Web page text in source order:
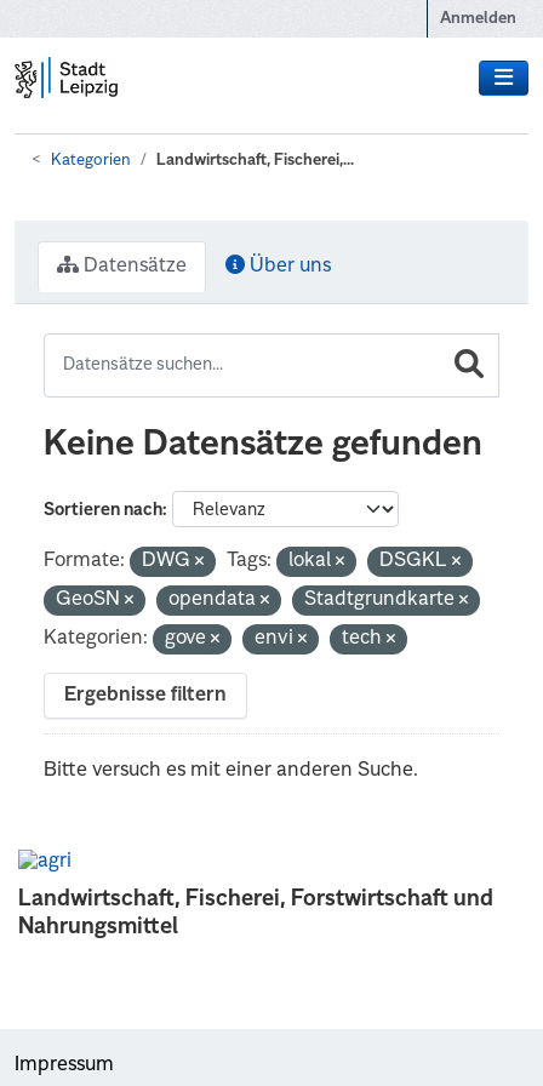
Anmelden
Kategorien Landwirtschaft, Fischerei,...
Landwirtschaft, Fischerei, Forstwirtschaft und
Nahrungsmittel
Datensätze Über uns
Keine Datensätze gefunden
Sortieren nach
Formate: DWG Tags: lokal
DSGKL
GeoSN
opendata
Stadtgrundkarte
Kategorien:
gove envi tech
Ergebnisse filtern
Bitte versuch es mit einer anderen Suche.
Impressum